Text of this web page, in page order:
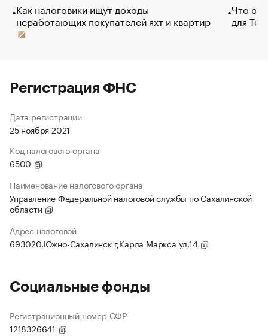
Как налоговики ищут доходы
неработающих покупателей яхт и квартир
Что
для
Регистрация ФНС
Дата регистрации
25 ноября 2021
Код налогового органа
6500
Наименование налогового органа
Управление Федеральной налоговой службы по Сахалинской
области
Адрес налоговой
693020,Южно-Сахалинск г,Карла Маркса ул,14
Социальные фонды
Регистрационный номер СФР
1218326641